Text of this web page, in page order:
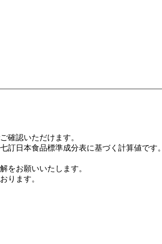
確認いただけます。
訂⽇本⾷品標準成分表に基づく計算値です。
をお願いいたします。
ります。